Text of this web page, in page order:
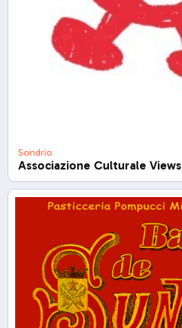
Sondrio
Associazione Culturale Views